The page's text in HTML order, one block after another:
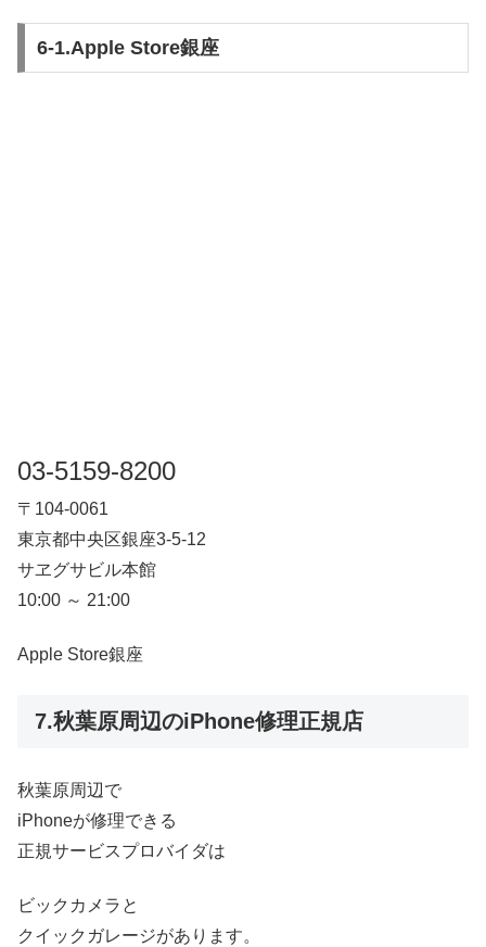
6-1.Apple Store銀座
03-5159-8200
〒104-0061
東京都中央区銀座3-5-12
サヱグサビル本館
10:00 ～ 21:00
Apple Store銀座
7.秋葉原周辺のiPhone修理正規店
秋葉原周辺で
iPhoneが修理できる
正規サービスプロバイダは
ビックカメラと
クイックガレージがあります。